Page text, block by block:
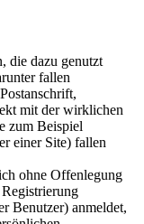
die dazu genutzt
fallen
mit der wirklichen
zum Beispiel
einer Site) fallen
ohne Offenlegung
Benutzer) anmeldet,